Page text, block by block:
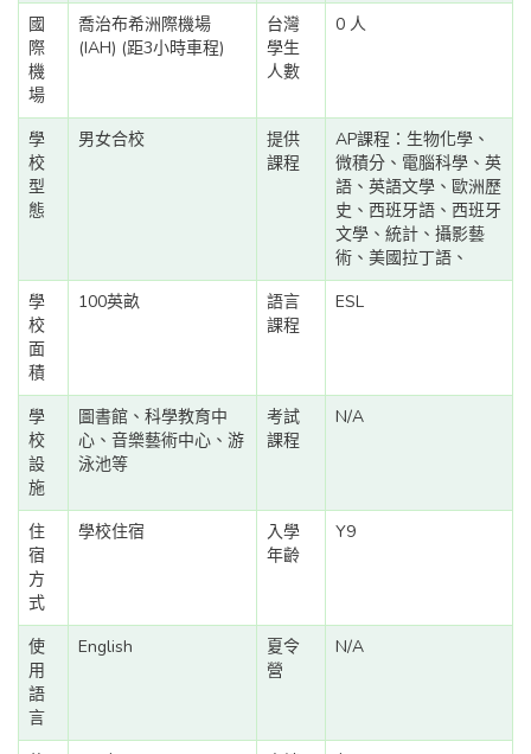
國
際
機
場
喬治布希洲際機場
(IAH) (距3小時車程)
台灣
學生
人數
0 人
學
校
型
態
男女合校
提供
課程
AP課程：生物化學、
微積分、電腦科學、英
語、英語文學、歐洲歷
史、西班牙語、西班牙
文學、統計、攝影藝
術、美國拉丁語、
學
校
面
積
100英畝
語言
課程
ESL
學
校
設
施
圖書館、科學教育中
心、音樂藝術中心、游
泳池等
考試
課程
N/A
住
宿
方
式
學校住宿
入學
年齡
Y9
使
用
語
言
English
夏令
營
N/A